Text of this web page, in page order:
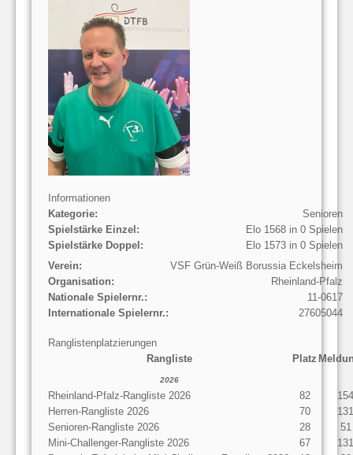
Informationen
Kategorie:
Senioren
Spielstärke Einzel:
Elo 1568 in 0 Spielen
Spielstärke Doppel:
Elo 1573 in 0 Spielen
Verein:
VSF Grün-Weiß Borussia Eckelsheim
Organisation:
Rheinland-Pfalz
Nationale Spielernr.:
11-0617
Internationale Spielernr.:
27605044
Ranglistenplatzierungen
Rangliste
Platz
2026
Rheinland-Pfalz-Rangliste 2026 82
154
Herren-Rangliste 2026
70
131
Senioren-Rangliste 2026
28
51
Mini-Challenger-Rangliste 2026
67
131